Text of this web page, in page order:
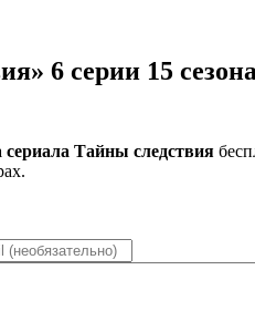
6 серии 15 сезона
сериала Тайны следствия